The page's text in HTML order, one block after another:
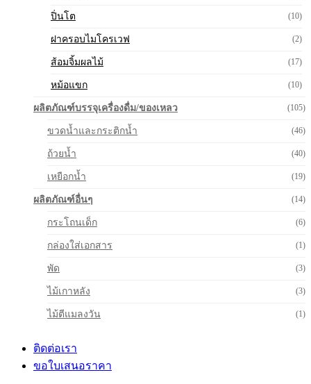
ปิ่นโต (10)
ฝาครอบไมโครเวฟ (2)
ส้อมจิ้มผลไม้ (17)
หม้อแขก (10)
ผลิตภัณฑ์บรรจุเครื่องดื่ม/ของเหลว (105)
ขวดน้ำและกระติกน้ำ (46)
ถ้วยน้ำ (40)
เหยือกน้ำ (19)
ผลิตภัณฑ์อื่นๆ (14)
กระโถนเด็ก (6)
กล่องใส่เอกสาร (1)
พัด (3)
ไม้เกาหลัง (3)
ไม้ตีแมลงวัน (1)
ติดต่อเรา
ขอใบเสนอราคา